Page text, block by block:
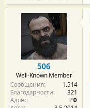
506
Well-Known Member
Сообщения
1.514
Благодарности
321
Адрес
РФ